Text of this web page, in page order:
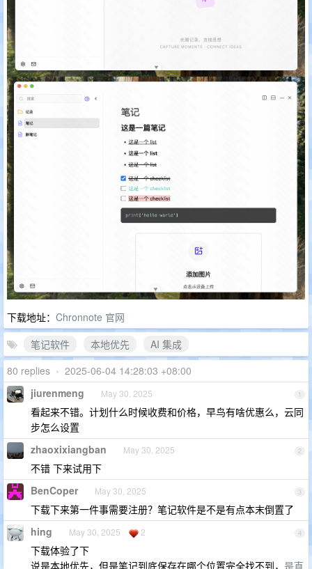
下载地址： Chronnote 官网
笔记软件
本地优先
AI 集成
80 replies • 2025-06-04 14:28:03 +08:00
1
jiurenmeng May 30, 2025
看起来不错。计划什么时候收费和价格，早鸟有啥优惠么，云同
步怎么设置
2
zhaoxixiangban May 30, 2025
不错 下来试用下
3
BenCoper May 30, 2025
下载下来第一件事需要注册？笔记软件是不是有点本末倒置了
4
hing May 30, 2025 2
下载体验了下
说是本地优先，但是笔记到底保存在哪个位置完全找不到， 是直